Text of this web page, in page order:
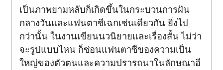
เป็นภาพยามหลับก็เกิดขึ้นในกระบวนการฝัน
กลางวันและแฟนตาซีเฉกเช่นเดียวกัน ยิ่งไป
กว่านั้น ในงานเขียนนวนิยายและเรื่องสั้น ไม่ว่า
จะรูปแบบไหน ก็ซ่อนแฟนตาซีของความเป็น
ใหญ่ของตัวตนและความปรารถนาในลักษณาอี